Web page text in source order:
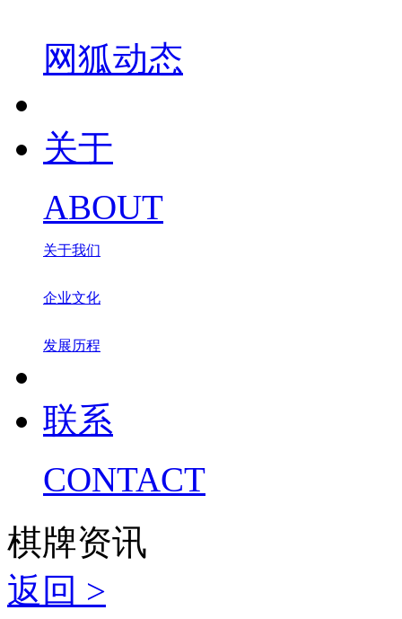
网狐动态
关于
ABOUT
关于我们
企业文化
发展历程
联系
CONTACT
棋牌资讯
返回 >